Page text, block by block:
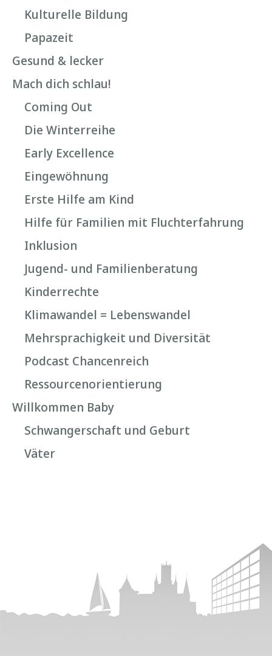
Kulturelle Bildung
Papazeit
Gesund & lecker
Mach dich schlau!
Coming Out
Die Winterreihe
Early Excellence
Eingewöhnung
Erste Hilfe am Kind
Hilfe für Familien mit Fluchterfahrung
Inklusion
Jugend- und Familienberatung
Kinderrechte
Klimawandel = Lebenswandel
Mehrsprachigkeit und Diversität
Podcast Chancenreich
Ressourcenorientierung
Willkommen Baby
Schwangerschaft und Geburt
Väter